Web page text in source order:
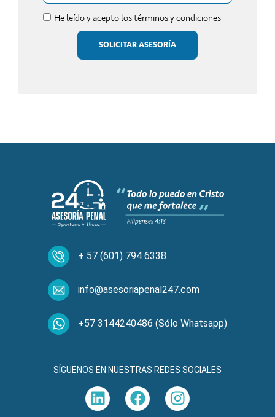
He leído y acepto los términos y condiciones
SOLICITAR ASESORÍA
+ 57 (601) 794 6338
info@asesoriapenal247.com
+57 3144240486 (Sólo Whatsapp)
SÍGUENOS EN NUESTRAS REDES SOCIALES